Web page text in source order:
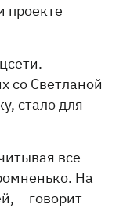
проекте
со Светланой
стало для
все
На
– говорит